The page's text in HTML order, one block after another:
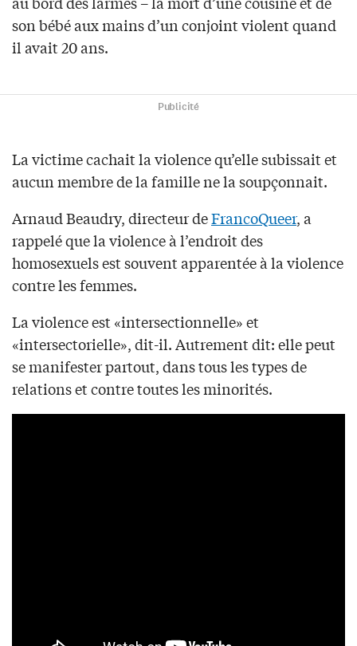
son bébé aux mains d’un conjoint violent quand
il avait 20 ans.
Publicité
La victime cachait la violence qu’elle subissait et
aucun membre de la famille ne la soupçonnait.
Arnaud Beaudry, directeur deFrancoQueer, a
rappelé que la violence à l’endroit des
homosexuels est souvent apparentée à la violence
contre les femmes.
La violence est «intersectionnelle» et
«intersectorielle», dit-il. Autrement dit: elle peut
se manifester partout, dans tous les types de
relations et contre toutes les minorités.